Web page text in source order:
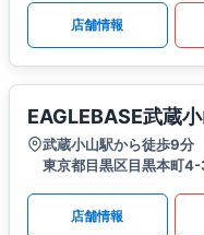
店舗情報
EAGLEBASE武蔵
武蔵小山駅から徒歩9分
東京都目黒区目黒本町
店舗情報